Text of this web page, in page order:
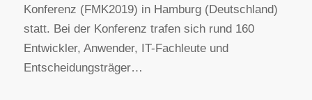
Konferenz (FMK2019) in Hamburg (Deutschland)
statt. Bei der Konferenz trafen sich rund 160
Entwickler, Anwender, IT-Fachleute und
Entscheidungsträger…